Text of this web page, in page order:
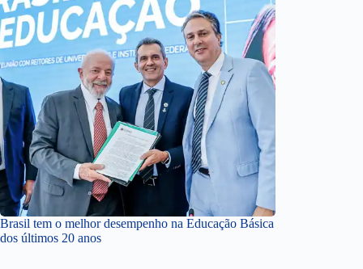
Brasil tem o melhor desempenho na Educação Básica
dos últimos 20 anos